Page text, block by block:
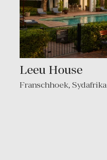
Leeu House
Franschhoek, Sydafrika